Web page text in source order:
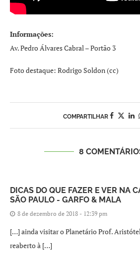
Informações:
Av. Pedro Álvares Cabral – Portão 3
Foto destaque: Rodrigo Soldon (cc)
COMPARTILHAR
8
DICAS DO QUE FAZER E VER NA
SÃO PAULO - GARFO & MALA
8 de dezembro de 2018 - 12:39 pm
[…] ainda visitar o Planetário Prof.
reaberto à […]